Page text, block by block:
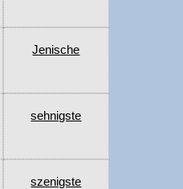
Jenische
sehnigste
szenigste